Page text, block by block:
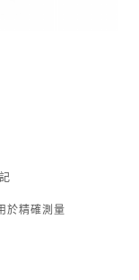
於精確測量